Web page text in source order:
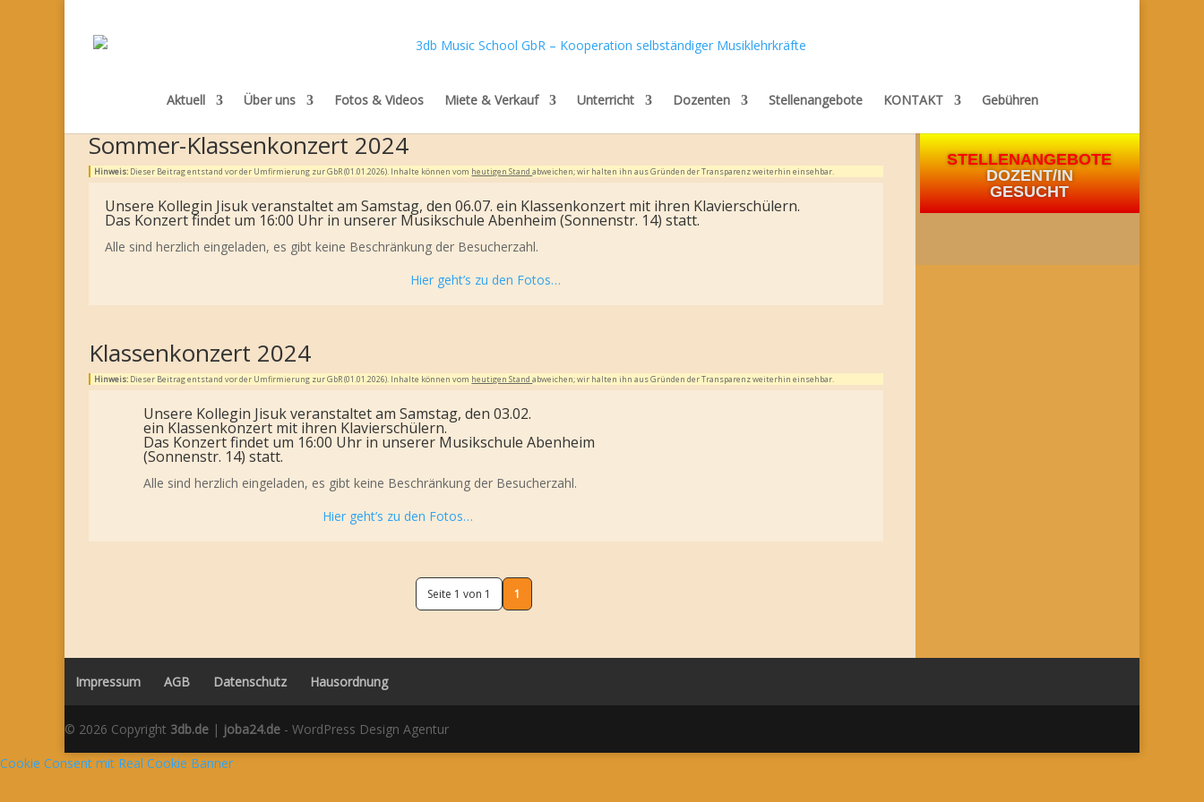
Aktuell Über uns Fotos & Videos Miete & Verkauf Unterricht Dozenten Stellenangebote KONTAKT Gebühren
Sommer-Klassenkonzert 2024
Hinweis: Dieser Beitrag entstand vor der Umfirmierung zur GbR (01.01.2026). Inhalte können vom heutigen Standabweichen; wir halten ihn aus Gründen der Transparenz weiterhin einsehbar.
Unsere Kollegin Jisuk veranstaltet am Samstag, den 06.07. ein Klassenkonzert mit ihren Klavierschülern.
Das Konzert findet um 16:00 Uhr in unserer Musikschule Abenheim (Sonnenstr. 14) statt.
Alle sind herzlich eingeladen, es gibt keine Beschränkung der Besucherzahl.
Hier geht’s zu den Fotos…
Klassenkonzert 2024
Hinweis: Dieser Beitrag entstand vor der Umfirmierung zur GbR (01.01.2026). Inhalte können vom heutigen Standabweichen; wir halten ihn aus Gründen der Transparenz weiterhin einsehbar.
Unsere Kollegin Jisuk veranstaltet am Samstag, den 03.02.
ein Klassenkonzert mit ihren Klavierschülern.
Das Konzert findet um 16:00 Uhr in unserer Musikschule Abenheim
(Sonnenstr. 14) statt.
Alle sind herzlich eingeladen, es gibt keine Beschränkung der Besucherzahl.
Hier geht’s zu den Fotos…
Seite 1 von 1 1
STELLENANGEBOTE
DOZENT/IN
GESUCHT
Impressum AGB Datenschutz Hausordnung
© 2026 Copyright 3db.de | joba24.de - WordPress Design Agentur
Cookie Consent mit Real Cookie Banner